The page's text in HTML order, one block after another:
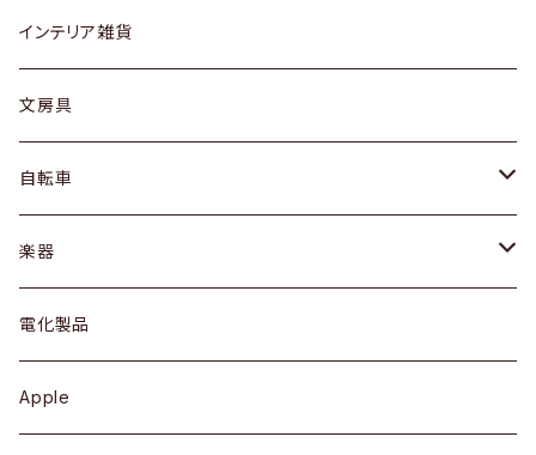
ローテーブル / サイドテーブル
デスク / コンソール
ドレッサー
シェルフ
キュリオケース / 飾り棚
カップボード / 食器棚
フロアライト
リング
ピアス / イヤリング
財布
バッグ
アウター
トップス
ワンピース
ボトムス
グラス / タンブラー
カップ / マグ
プレート / ボウル
カトラリー
ケトル / ティーポット
鍋 / フライパン
インテリア雑貨
文房具
自転車
dahon
楽器
ギター
ベース
電化製品
Apple